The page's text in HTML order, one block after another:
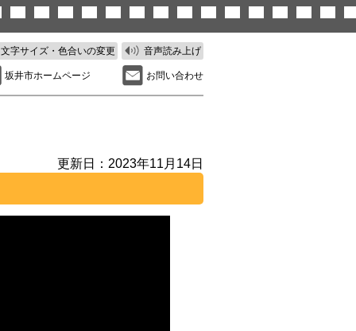
文字サイズ・色合いの変更 音声読み上げ
坂井市ホームページ お問い合わせ
更新日：2023年11月14日